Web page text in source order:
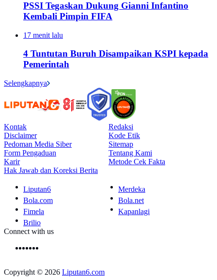
PSSI Tegaskan Dukung Gianni Infantino
Kembali Pimpin FIFA
17 menit lalu
4 Tuntutan Buruh Disampaikan KSPI kepada
Pemerintah
Selengkapnya
Kontak
Redaksi
Disclaimer
Kode Etik
Pedoman Media Siber
Sitemap
Form Pengaduan
Tentang Kami
Karir
Metode Cek Fakta
Hak Jawab dan Koreksi Berita
Liputan6
Merdeka
Bola.com
Bola.net
Fimela
Kapanlagi
Brilio
Connect with us
Copyright © 2026 Liputan6.com